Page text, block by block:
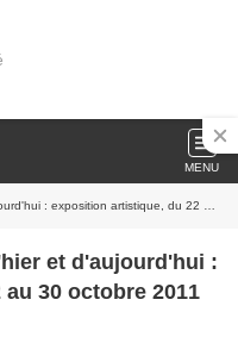
MENU
artistique, du 22 au 30 octobre 2011
et d'aujourd'hui :
30 octobre 2011